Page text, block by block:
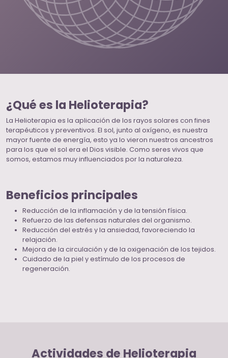
¿Qué es la Helioterapia?
La Helioterapia es la aplicación de los rayos solares con fines
terapéuticos y preventivos. El sol, junto al oxígeno, es nuestra
mayor fuente de energía, esto ya lo vieron nuestros ancestros
para los que el sol era el Dios visible. Como seres vivos que
somos, estamos muy influenciados por la naturaleza.
Beneficios principales
Reducción de la inflamación y de la tensión física.
Refuerzo de las defensas naturales del organismo.
Reducción del estrés y la ansiedad, favoreciendo la
relajación.
Mejora de la circulación y de la oxigenación de los tejidos.
Cuidado de la piel y estímulo de los procesos de
regeneración.
Actividades de Helioterapia